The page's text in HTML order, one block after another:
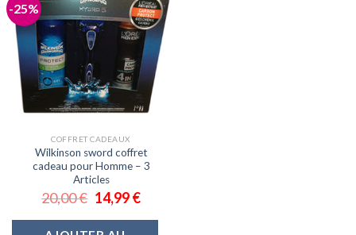
-25%
COFFRET CADEAUX
Wilkinson sword coffret
cadeau pour Homme – 3
Articles
20,00€ 14,99€